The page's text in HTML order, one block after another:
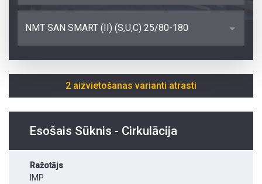
NMT SAN SMART (II) (S,U,C) 25/80-180
2 aizvietošanas varianti atrasti
Esošais Sūknis - Cirkulācija
Ražotājs
IMP